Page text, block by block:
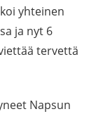
yhteinen
ja nyt 6
tervettä
Napsun